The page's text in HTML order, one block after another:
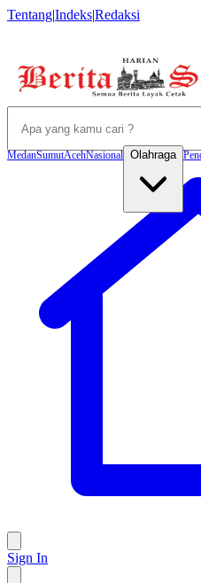
Tentang|Indeks|Redaksi
MedanSumutAcehNasional Olahraga
Sign In